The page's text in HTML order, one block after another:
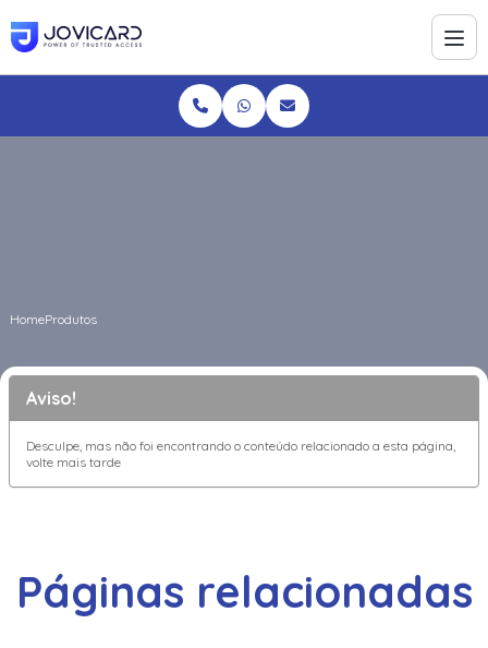
HomeProdutos
Aviso!
Desculpe, mas não foi encontrando o conteúdo relacionado a esta página,
volte mais tarde
Páginas relacionadas